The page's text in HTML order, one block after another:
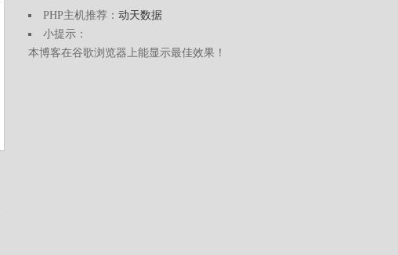
PHP主机推荐： 动天数据
小提示：
本博客在谷歌浏览器上能显示最佳效果！